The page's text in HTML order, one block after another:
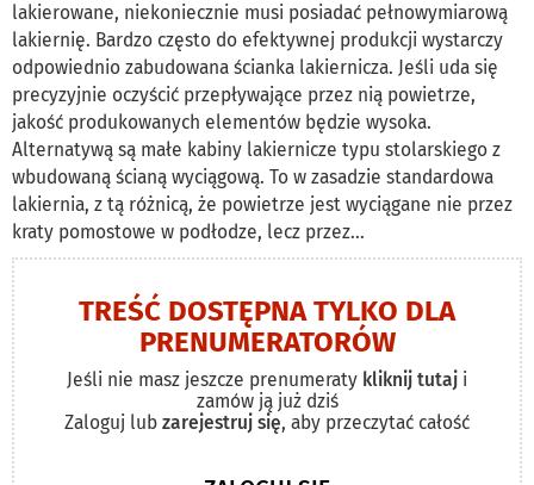
lakierowane, niekoniecznie musi posiadać pełnowymiarową
lakiernię. Bardzo często do efektywnej produkcji wystarczy
odpowiednio zabudowana ścianka lakiernicza. Jeśli uda się
precyzyjnie oczyścić przepływające przez nią powietrze,
jakość produkowanych elementów będzie wysoka.
Alternatywą są małe kabiny lakiernicze typu stolarskiego z
wbudowaną ścianą wyciągową. To w zasadzie standardowa
lakiernia, z tą różnicą, że powietrze jest wyciągane nie przez
kraty pomostowe w podłodze, lecz przez...
TREŚĆ DOSTĘPNA TYLKO DLA
PRENUMERATORÓW
Jeśli nie masz jeszcze prenumeraty kliknij tutaj i
zamów ją już dziś
Zaloguj lub zarejestruj się, aby przeczytać całość